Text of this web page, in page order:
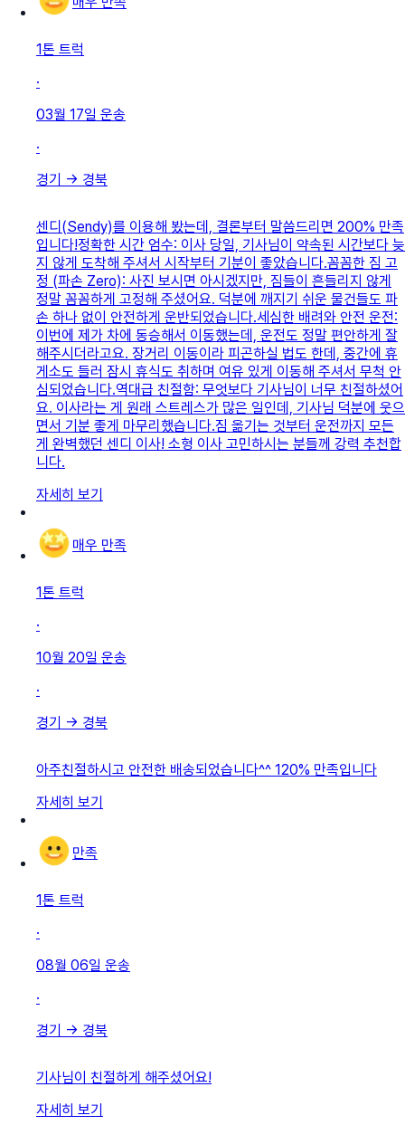
1톤 트럭
·
03월 17일 운송
·
경기 → 경북
센디(Sendy)를 이용해 봤는데, 결론부터 말씀드리면 200% 만족
입니다! ​정확한 시간 엄수: 이사 당일, 기사님이 약속된 시간보다 늦
지 않게 도착해 주셔서 시작부터 기분이 좋았습니다. ​꼼꼼한 짐 고
정 (파손 Zero): 사진 보시면 아시겠지만, 짐들이 흔들리지 않게
정말 꼼꼼하게 고정해 주셨어요. 덕분에 깨지기 쉬운 물건들도 파
손 하나 없이 안전하게 운반되었습니다. ​세심한 배려와 안전 운전:
이번에 제가 차에 동승해서 이동했는데, 운전도 정말 편안하게 잘
해주시더라고요. 장거리 이동이라 피곤하실 법도 한데, 중간에 휴
게소도 들러 잠시 휴식도 취하며 여유 있게 이동해 주셔서 무척 안
심되었습니다. ​역대급 친절함: 무엇보다 기사님이 너무 친절하셨어
요. 이사라는 게 원래 스트레스가 많은 일인데, 기사님 덕분에 웃으
면서 기분 좋게 마무리했습니다. ​짐 옮기는 것부터 운전까지 모든
게 완벽했던 센디 이사! 소형 이사 고민하시는 분들께 강력 추천합
니다.
자세히 보기
매우 만족
1톤 트럭
·
10월 20일 운송
·
경기 → 경북
아주친절하시고 안전한 배송되었습니다^^ 120% 만족입니다
자세히 보기
만족
1톤 트럭
·
08월 06일 운송
·
경기 → 경북
기사님이 친절하게 해주셨어요!
자세히 보기